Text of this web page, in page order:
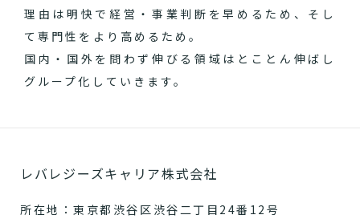
理由は明快で経営・事業判断を早めるため、そし
て専門性をより高めるため。
国内・国外を問わず伸びる領域はとことん伸ばし
グループ化していきます。
レバレジーズキャリア株式会社
所在地：東京都渋谷区渋谷二丁目24番12号